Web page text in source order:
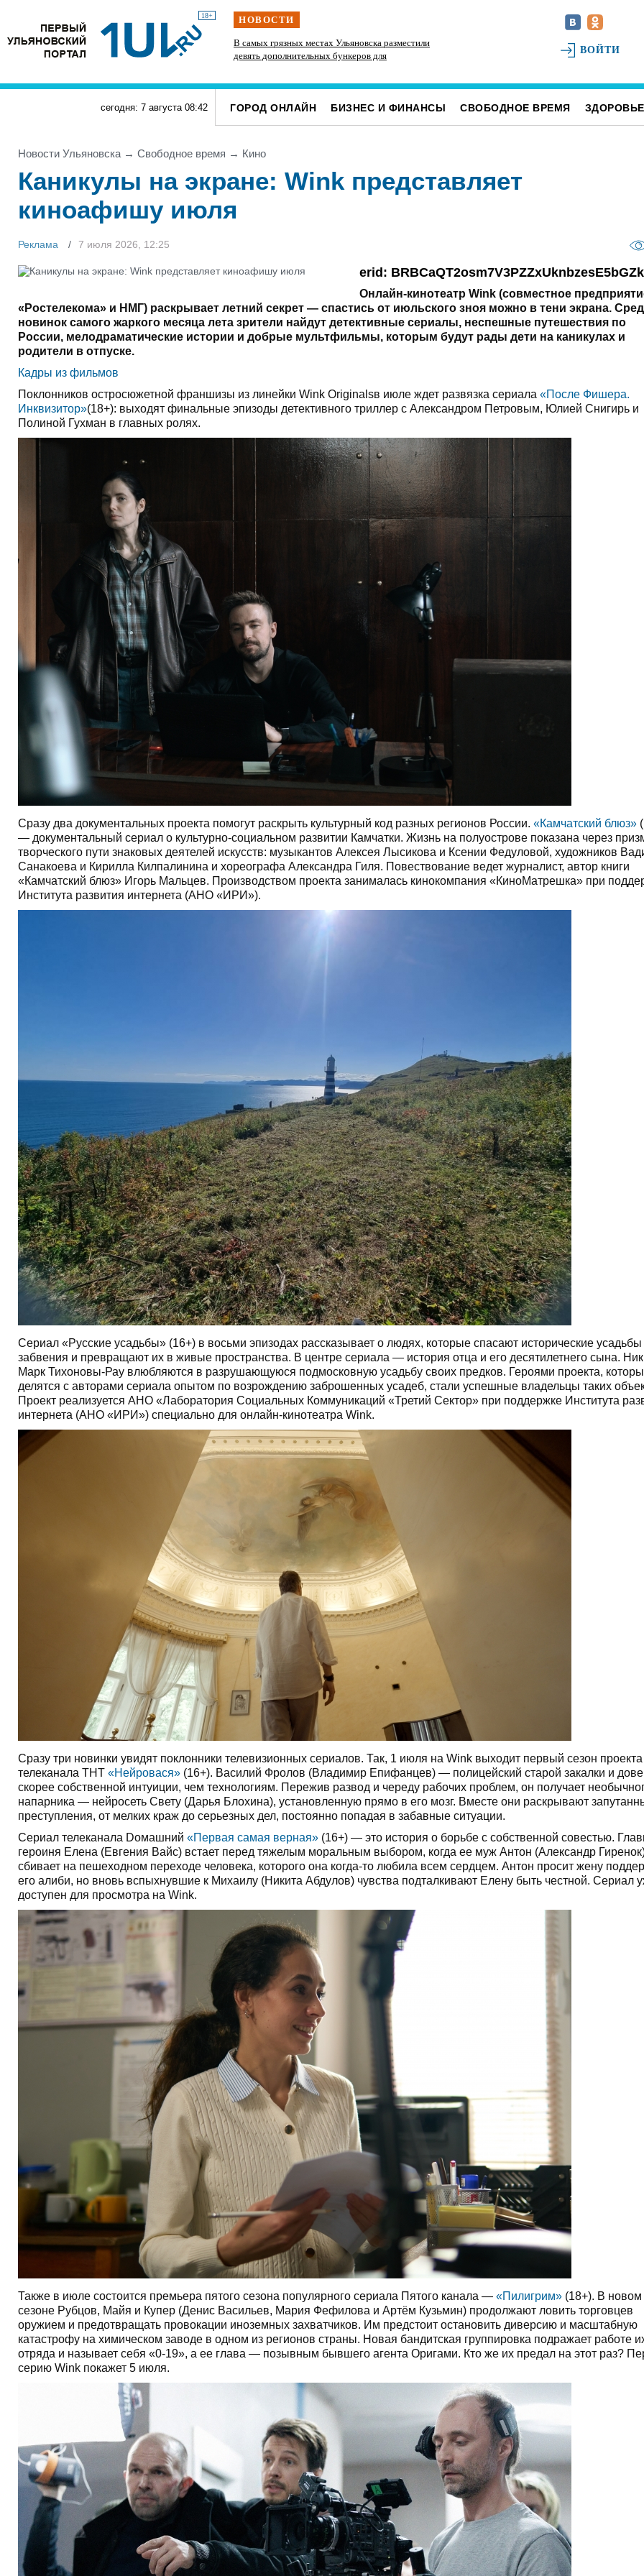
18+ НОВОСТИ
В регионе утвердили план модернизации
коммунальной инфраструктуры до 2030 года
В самых грязных местах Ульяновска разместили
девять дополнительных бункеров для
На Куйбышевском водохранилище
прогнозируют приток воды на 53% больше
ВОЙТИ
сегодня: 7 августа 08:42 ГОРОД ОНЛАЙН БИЗНЕС И ФИНАНСЫ СВОБОДНОЕ ВРЕМЯ ЗДОРОВЬЕ
Новости Ульяновска → Свободное время → Кино
Каникулы на экране: Wink представляет
киноафишу июля
Реклама 7 июля 2026, 12:25
erid: BRBCaQT2osm7V3PZZxUknbzesE5bGZk
Онлайн-кинотеатр Wink (совместное
«Ростелекома» и НМГ) раскрывает летний секрет — спастись от июльского зноя можно в тени экрана.
новинок самого жаркого месяца лета зрители найдут детективные сериалы, неспешные путешествия по
России, мелодраматические истории и добрые мультфильмы, которым будут рады дети на каникулах и
родители в отпуске.
Кадры из фильмов
Поклонников остросюжетной франшизы из линейки Wink Originalsв июле ждет развязка сериала «После Фишера.
Инквизитор»(18+): выходят финальные эпизоды детективного триллер с Александром Петровым, Юлией Снигирь и
Полиной Гухман в главных ролях.
Сразу два документальных проекта помогут раскрыть культурный код разных регионов России. «Камчатский блюз»
— документальный сериал о культурно-социальном развитии Камчатки. Жизнь на полуострове показана через
творческого пути знаковых деятелей искусств: музыкантов Алексея Лысикова и Ксении Федуловой, художников
Санакоева и Кирилла Килпалинина и хореографа Александра Гиля. Повествование ведет журналист, автор книги
«Камчатский блюз» Игорь Мальцев. Производством проекта занималась кинокомпания «КиноМатрешка» при
Института развития интернета (АНО «ИРИ»).
Сериал «Русские усадьбы» (16+) в восьми эпизодах рассказывает о людях, которые спасают исторические усадьбы
забвения и превращают их в живые пространства. В центре сериала — история отца и его десятилетнего сына.
Марк Тихоновы-Рау влюбляются в разрушающуюся подмосковную усадьбу своих предков. Героями проекта,
делятся с авторами сериала опытом по возрождению заброшенных усадеб, стали успешные владельцы таких
Проект реализуется АНО «Лаборатория Социальных Коммуникаций «Третий Сектор» при поддержке Института
интернета (АНО «ИРИ») специально для онлайн-кинотеатра Wink.
Сразу три новинки увидят поклонники телевизионных сериалов. Так, 1 июля на Wink выходит первый сезон проекта
телеканала ТНТ «Нейровася» (16+). Василий Фролов (Владимир Епифанцев) — полицейский старой закалки и
скорее собственной интуиции, чем технологиям. Пережив развод и череду рабочих проблем, он получает
напарника — нейросеть Свету (Дарья Блохина), установленную прямо в его мозг. Вместе они раскрывают
преступления, от мелких краж до серьезных дел, постоянно попадая в забавные ситуации.
Сериал телеканала Dомашний «Первая самая верная» (16+) — это история о борьбе с собственной совестью.
героиня Елена (Евгения Вайс) встает перед тяжелым моральным выбором, когда ее муж Антон (Александр
сбивает на пешеходном переходе человека, которого она когда-то любила всем сердцем. Антон просит жену
его алиби, но вновь вспыхнувшие к Михаилу (Никита Абдулов) чувства подталкивают Елену быть честной. Сериал
доступен для просмотра на Wink.
Также в июле состоится премьера пятого сезона популярного сериала Пятого канала — «Пилигрим» (18+). В новом
сезоне Рубцов, Майя и Купер (Денис Васильев, Мария Фефилова и Артём Кузьмин) продолжают ловить торговцев
оружием и предотвращать провокации иноземных захватчиков. Им предстоит остановить диверсию и масштабную
катастрофу на химическом заводе в одном из регионов страны. Новая бандитская группировка подражает работе
отряда и называет себя «0-19», а ее глава — позывным бывшего агента Оригами. Кто же их предал на этот раз?
серию Wink покажет 5 июля.